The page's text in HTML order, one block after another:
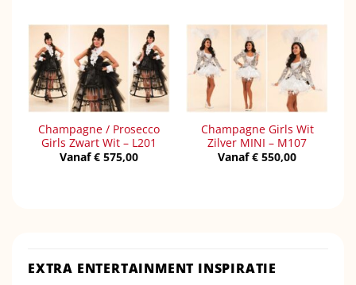
Champagne / Prosecco
Girls Zwart Wit – L201
Vanaf€ 575,00
Champagne Girls Wit
Zilver MINI – M107
Vanaf€ 550,00
EXTRA ENTERTAINMENT INSPIRATIE